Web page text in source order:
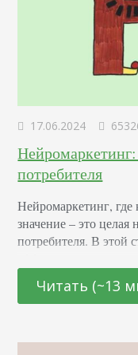
17.06.2024
потребителя
Нейромаркетинг,
значение – это
потребителя. В этой
последних
нейронаук. От
человеческого
Читать (~13